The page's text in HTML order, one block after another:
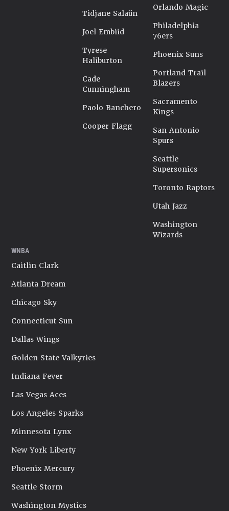
Tidjane Salaün
Joel Embiid
Tyrese
Haliburton
Cade
Cunningham
Paolo Banchero
Cooper Flagg
Orlando Magic
Philadelphia
76ers
Phoenix Suns
Portland Trail
Blazers
Sacramento
Kings
San Antonio
Spurs
Seattle
Supersonics
Toronto Raptors
Utah Jazz
Washington
Wizards
WNBA
Caitlin Clark
Atlanta Dream
Chicago Sky
Connecticut Sun
Dallas Wings
Golden State Valkyries
Indiana Fever
Las Vegas Aces
Los Angeles Sparks
Minnesota Lynx
New York Liberty
Phoenix Mercury
Seattle Storm
Washington Mystics